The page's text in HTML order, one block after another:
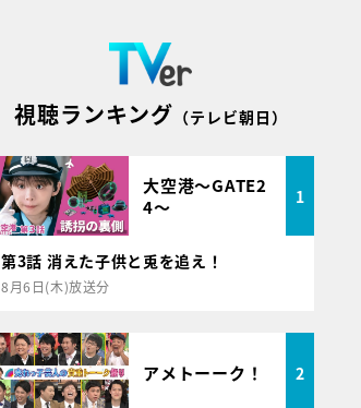
視聴ランキング （テレビ朝日）
大空港～GATE2
4～
1
第3話 消えた子供と兎を追え！
8月6日(木)放送分
アメトーーク！ 2